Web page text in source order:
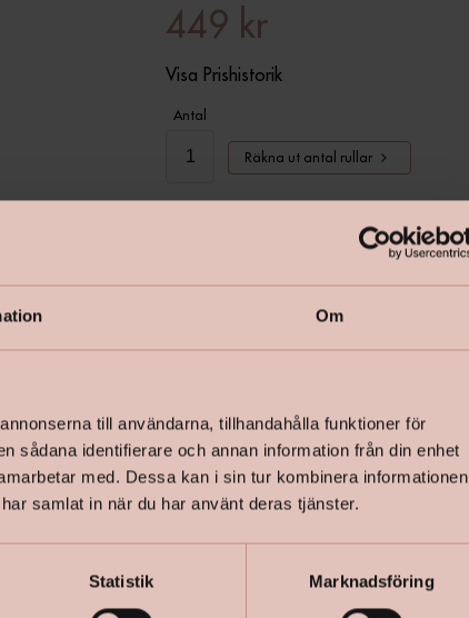
Om
till användarna, tillhandahålla funktioner för
sådana identifierare och annan information från din enhet
med. Dessa kan i sin tur kombinera informationen
samlat in när du har använt deras tjänster.
Statistik Marknadsföring
449 kr
Visa Prishistorik
Antal
Räkna ut antal rullar
Lägg i varukorgen